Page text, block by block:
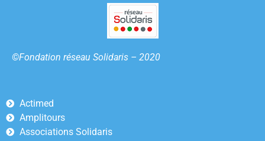
©Fondation réseau Solidaris – 2020
Actimed
Amplitours
Associations Solidaris